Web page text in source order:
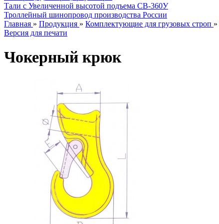
Тали с Увеличенной высотой подъема СВ-360У
Троллейный шинопровод производства России
Главная » Продукция » Комплектующие для грузовых строп »
Версия для печати
Чокерный крюк